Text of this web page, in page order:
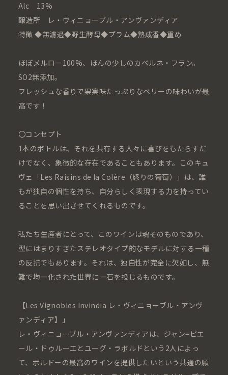
Alc 13%
醸造所 レ・ヴィニョーブル・アンヴァンディア
特徴 ◆無濾過◆野生酵母◆プラム◆熟成香◆重め
ほぼメルロー100%、ほんの少しのカベルネ・フラン。
SO2無添加。
フレッシュな香りで果実味たっぷりなベリーの味わいが最
高です！
〇コンセプト
1本のボトルは、それを共有する人々に喜びをもたらすだ
けでなく、象徴的な存在であることもあります。このキュ
ヴェ「Les Raisins de la Colère（怒りの葡萄）」は、誰
もが独自の個性を持ち、自分らしく表現する力を持ってい
ることを思い出させてくれるものです。
私たち生産者にとって、このワインは魂そのものであり、
型にはまりすぎたステレオタイプ的なモデルに対する一種
の反抗でもあります。それは、独自性が完全に欠如し、無
難で均一化された世界に一石を投じるものです。
【Les Vignobles Invindia レ・ヴィニョーブル・アンヴ
ァンディア】」
レ・ヴィニョーブル・アンヴァンディアは、ジャン=ピエ
ール・ドゥルーエとユーグ・ラボルドという2人によっ
て、ボルドーの最高のワインを提供したいという共通の願